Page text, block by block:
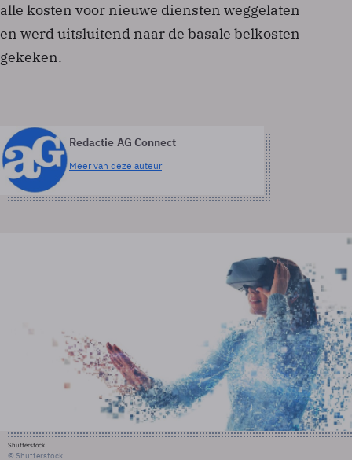
alle kosten voor nieuwe diensten weggelaten
en werd uitsluitend naar de basale belkosten
gekeken.
Redactie AG Connect
Meer van deze auteur
Shutterstock
© Shutterstock